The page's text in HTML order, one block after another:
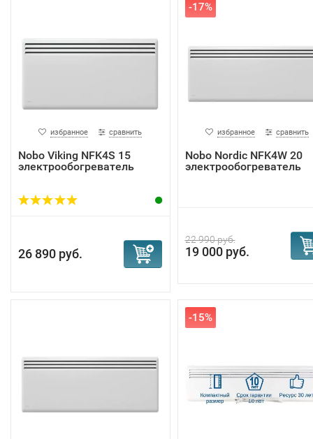
избранное сравнить
Nobo Viking NFK4S 15
электрообогреватель
26 890 руб.
-17%
избранное сравнить
Nobo Nordic NFK4W 20
электрообогреватель
22 990 руб.
19 000 руб.
-15%